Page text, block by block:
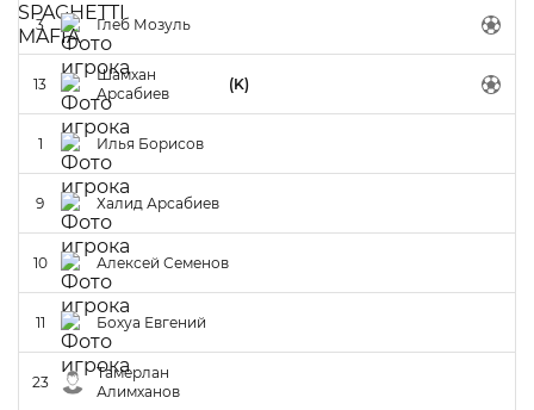
3 Глеб Мозуль
13
Шамхан
Арсабиев
(K)
1 Илья Борисов
9 Халид Арсабиев
10 Алексей Семенов
11 Бохуа Евгений
23
Тамерлан
Алимханов